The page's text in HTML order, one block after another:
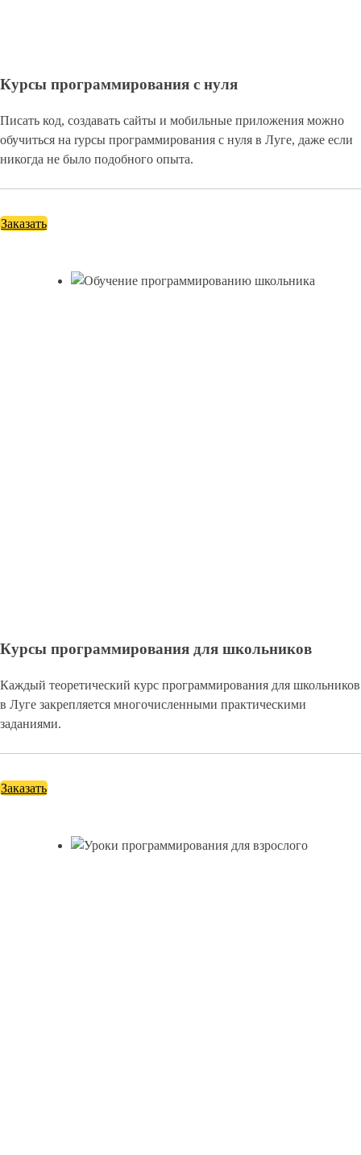
Курсы программирования с нуля
Писать код, создавать сайты и мобильные приложения можно
обучиться на rурсы программирования с нуля в Луге, даже если
никогда не было подобного опыта.
Заказать
Курсы программирования для школьников
Каждый теоретический курс программирования для школьников
в Луге закрепляется многочисленными практическими
заданиями.
Заказать